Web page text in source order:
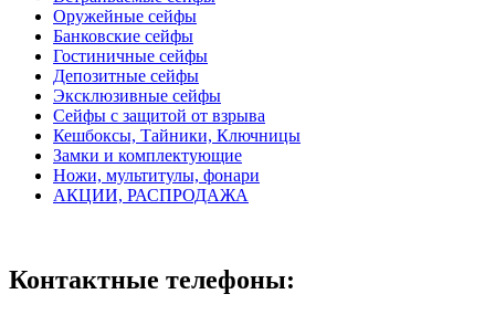
Оружейные сейфы
Банковские сейфы
Гостиничные сейфы
Депозитные сейфы
Эксклюзивные сейфы
Сейфы с защитой от взрыва
Кешбоксы, Тайники, Ключницы
Замки и комплектующие
Ножи, мультитулы, фонари
АКЦИИ, РАСПРОДАЖА
Контактные телефоны: